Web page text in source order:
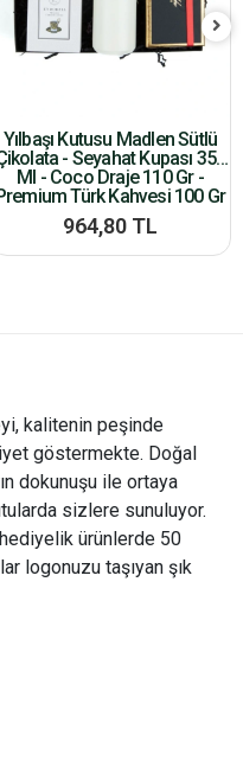
Yılbaşı Kutusu Madlen Sütlü
- Seyahat Kupası 350
Ml - Coco Draje 110 Gr -
Türk Kahvesi 100 Gr
964,80 TL
kalitenin peşinde
göstermekte. Doğal
dokunuşu ile ortaya
sizlere sunuluyor.
ürünlerde 50
logonuzu taşıyan şık